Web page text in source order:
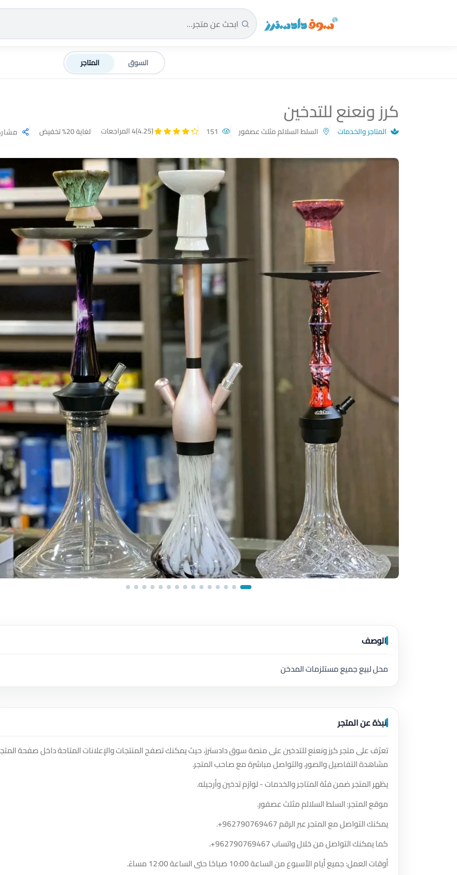
سوق دادسترز الرئيسية
السوق المتاجر
كرز ونعنع للتدخين
المتاجر والخدمات السلط السلالم مثلث عصفور (4.25) 4 المراجعات لغاية 20% تخفيض
الوصف
محل لبيع جميع مستلزمات المدخن
نبذة عن المتجر
تعرّف على متجر كرز ونعنع للتدخين على منصة سوق دادسترز، حيث يمكنك تصفح المنتجات والإعلانات المتاحة داخل صفحة
مشاهدة التفاصيل والصور، والتواصل مباشرة مع صاحب المتجر.
يظهر المتجر ضمن فئة المتاجر والخدمات - لوازم تدخين وأرجيله.
موقع المتجر: السلط السلالم مثلث عصفور.
يمكنك التواصل مع المتجر عبر الرقم+962790769467
.
كما يمكنك التواصل من خلال واتساب+962790769467
.
أوقات العمل: جميع أيام الأسبوع من الساعة 10:00 صباحًا حتى الساعة 12:00 مساءً.